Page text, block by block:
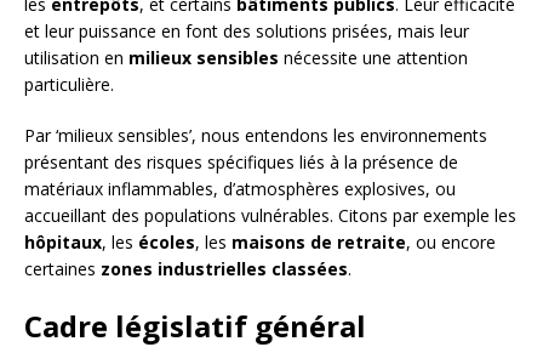
et leur puissance en font des solutions prisées, mais leur
utilisation en milieux sensibles nécessite une attention
particulière.
Par ‘milieux sensibles’, nous entendons les environnements
présentant des risques spécifiques liés à la présence de
matériaux inflammables, d’atmosphères explosives, ou
accueillant des populations vulnérables. Citons par exemple les
hôpitaux, les écoles, les maisons de retraite, ou encore
certaines zones industrielles classées.
Cadre législatif général